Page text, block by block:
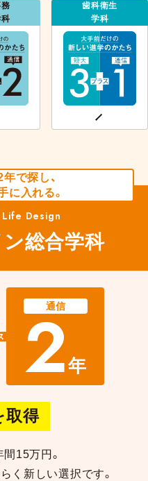
歯科衛生
学科
で探し、
に入れる。
Design
総合学科
通信
2年
取得
15万円。
く新しい選択です。